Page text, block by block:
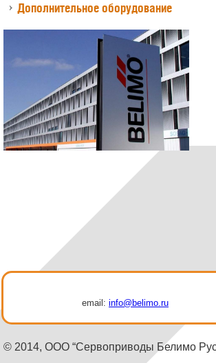
Дополнительное оборудование
email: info@belimo.ru
© 2014, ООО “Сервоприводы Белимо